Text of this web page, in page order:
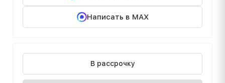
Написать в MAX
В рассрочку